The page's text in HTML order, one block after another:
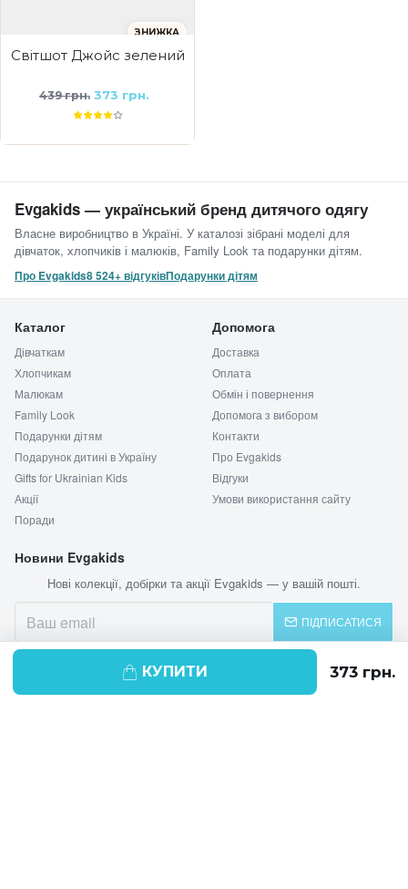
КУПИТИ
ЗНИЖКА
Світшот Джойс зелений з начосом Angry face
439 грн. 373 грн.
Evgakids — український бренд дитячого одягу
Власне виробництво в Україні. У каталозі зібрані моделі для
дівчаток, хлопчиків і малюків, Family Look та подарунки дітям.
Про Evgakids8 524+ відгуківПодарунки дітям
Каталог
Дівчаткам
Хлопчикам
Малюкам
Family Look
Подарунки дітям
Подарунок дитині в Україну
Gifts for Ukrainian Kids
Акції
Поради
Допомога
Доставка
Оплата
Обмін і повернення
Допомога з вибором
Контакти
Про Evgakids
Відгуки
Умови використання сайту
Новини Evgakids
Нові колекції, добірки та акції Evgakids — у вашій пошті.
ПІДПИСАТИСЯ